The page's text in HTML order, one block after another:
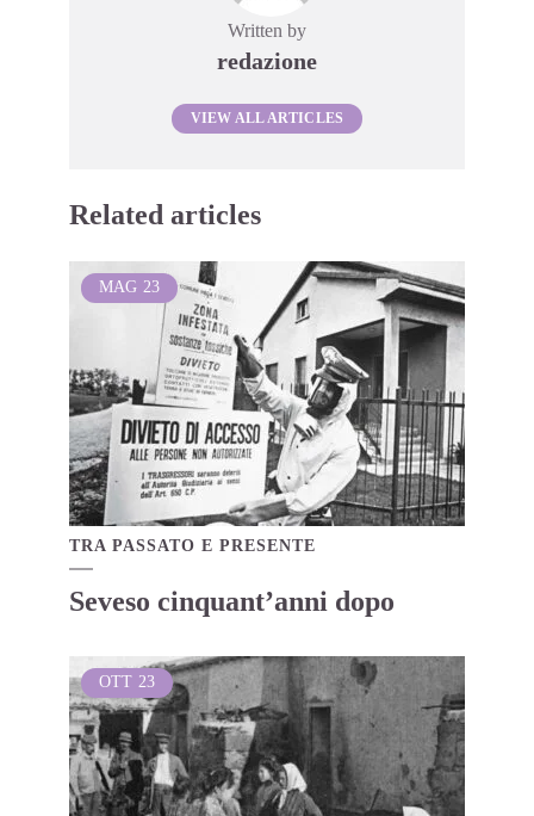
Written by
redazione
VIEW ALL ARTICLES
Related articles
MAG 23
TRA PASSATO E PRESENTE
Seveso cinquant’anni dopo
OTT 23